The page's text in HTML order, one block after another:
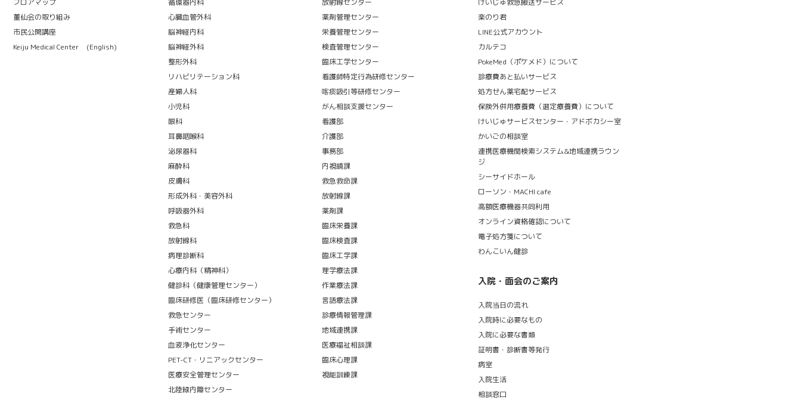
董仙会の取り組み
市民公開講座
Keiju Medical Center (English)
心臓血管外科
脳神経内科
脳神経外科
整形外科
リハビリテーション科
産婦人科
小児科
眼科
耳鼻咽喉科
泌尿器科
麻酔科
皮膚科
形成外科・美容外科
呼吸器外科
救急科
放射線科
病理診断科
心療内科（精神科）
健診科（健康管理センター）
臨床研修医（臨床研修センター）
救急センター
手術センター
血液浄化センター
PET-CT・リニアックセンター
医療安全管理センター
北陸緑内障センター
薬剤管理センター
栄養管理センター
検査管理センター
臨床工学センター
看護師特定行為研修センター
喀痰吸引等研修センター
がん相談支援センター
看護部
介護部
事務部
内視鏡課
救急救命課
放射線課
薬剤課
臨床栄養課
臨床検査課
臨床工学課
理学療法課
作業療法課
言語療法課
診療情報管理課
地域連携課
医療福祉相談課
臨床心理課
視能訓練課
楽のり君
LINE公式アカウント
カルテコ
PokeMed（ポケメド）について
診療費あと払いサービス
処方せん薬宅配サービス
保険外併用療養費（選定療養費）について
けいじゅサービスセンター・アドボカシー室
かいごの相談室
連携医療機関検索システム&地域連携ラウン
ジ
シーサイドホール
ローソン・MACHI cafe
高額医療機器共同利用
オンライン資格確認について
電子処方箋について
わんこいん健診
入院・面会のご案内
入院当日の流れ
入院時に必要なもの
入院に必要な書類
証明書・診断書等発行
病室
入院生活
相談窓口